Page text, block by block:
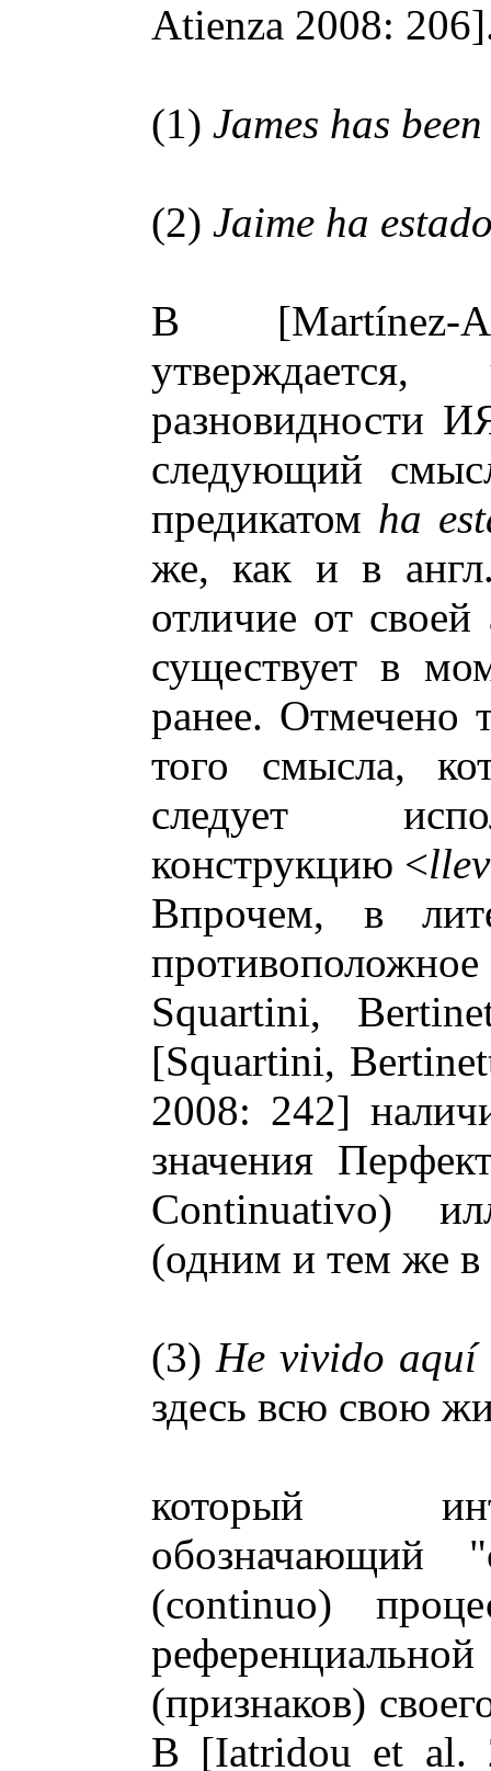
Atienza 2008:
(1) James has
(2) Jaime ha
В [Martínez-
разновидности
следующий
предикатом ha
же, как и в
отличие от своей
существует в
ранее. Отмечено
того смысла,
следует
конструкцию <
Впрочем, в
Squartini,
[Squartini,
2008: 242]
значения
Continuativo)
(одним и тем же в
(3)He vivido
здесь всю свою
который
обозначающий
(continuo)
(признаков)
В [Iatridou et al.